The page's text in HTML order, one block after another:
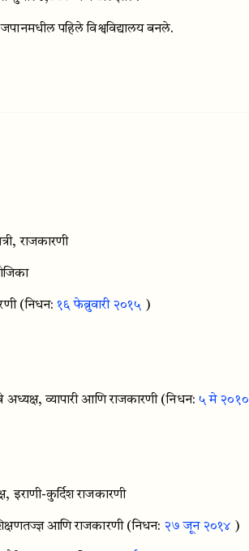
जपानमधील पहिले विश्वविद्यालय बनले.
राजकारणी
(निधन:१६ फेब्रुवारी २०१५ )
व्यापारी आणि राजकारणी (निधन: ५ मे २०१०
इराणी-कुर्दिश राजकारणी
आणि राजकारणी (निधन: २७ जून २०१४ )